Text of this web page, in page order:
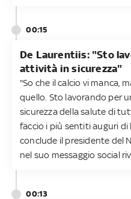
00:15
De Laurentiis: "Sto
attività in sicurezza"
"So che il calcio vi manca,
quello. Sto lavorando per
sicurezza della salute di
faccio i più sentiti auguri di
conclude il presidente del
nel suo messaggio social
00:13